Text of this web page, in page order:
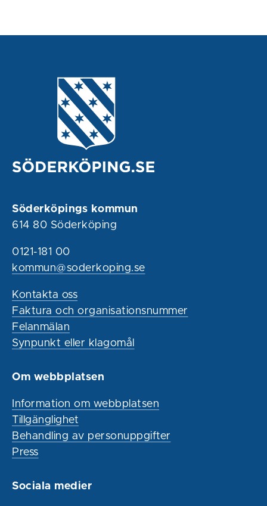
Söderköpings kommun
614 80 Söderköping
0121-181 00
kommun@soderkoping.se
Kontakta oss
Faktura och organisationsnummer
Felanmälan
Synpunkt eller klagomål
Om webbplatsen
Information om webbplatsen
Tillgänglighet
Behandling av personuppgifter
Press
Sociala medier